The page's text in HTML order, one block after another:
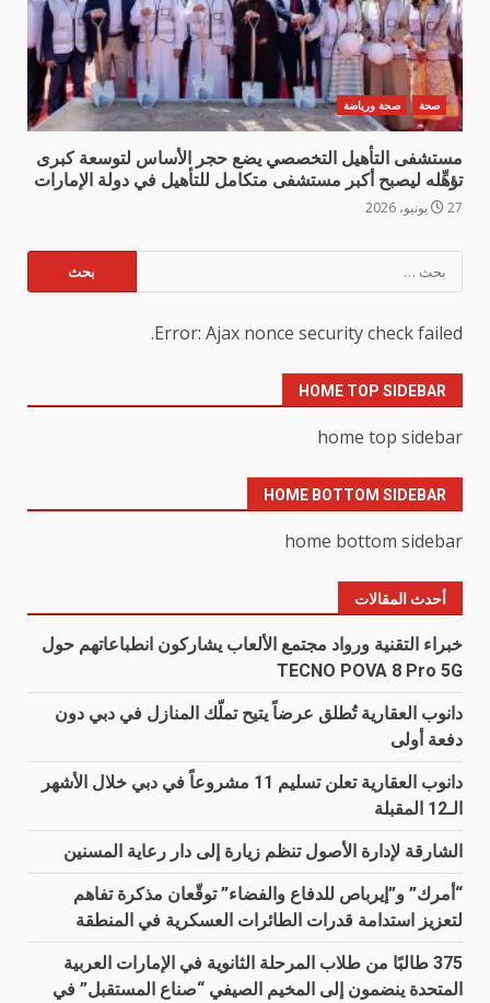
صحة صحة ورياضة
مستشفى التأهيل التخصصي يضع حجر الأساس لتوسعة كبرى
تؤهِّله ليصبح أكبر مستشفى متكامل للتأهيل في دولة الإمارات
27 يونيو، 2026
عن:
Error: Ajax nonce security check failed.
HOME TOP SIDEBAR
home top sidebar
HOME BOTTOM SIDEBAR
home bottom sidebar
أحدث المقالات
خبراء التقنية ورواد مجتمع الألعاب يشاركون انطباعاتهم حول
TECNO POVA 8 Pro 5G
دانوب العقارية تُطلق عرضاً يتيح تملّك المنازل في دبي دون
دفعة أولى
دانوب العقارية تعلن تسليم 11 مشروعاً في دبي خلال الأشهر
الـ12 المقبلة
الشارقة لإدارة الأصول تنظم زيارة إلى دار رعاية المسنين
“أمرك” و”إيرباص للدفاع والفضاء” توقّعان مذكرة تفاهم
لتعزيز استدامة قدرات الطائرات العسكرية في المنطقة
375 طالبًا من طلاب المرحلة الثانوية في الإمارات العربية
المتحدة ينضمون إلى المخيم الصيفي “صناع المستقبل” في